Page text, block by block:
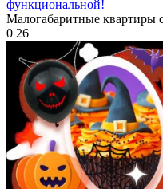
функциональной!
Малогабаритные квартиры
0 26